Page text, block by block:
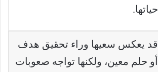
حياتها.
قد يعكس سعيها وراء تحقيق هدف
أو حلم معين، ولكنها تواجه صعوبات